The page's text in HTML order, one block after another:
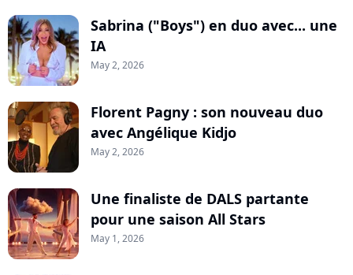
Sabrina ("Boys") en duo avec... une
IA
May 2, 2026
Florent Pagny : son nouveau duo
avec Angélique Kidjo
May 2, 2026
Une finaliste de DALS partante
pour une saison All Stars
May 1, 2026